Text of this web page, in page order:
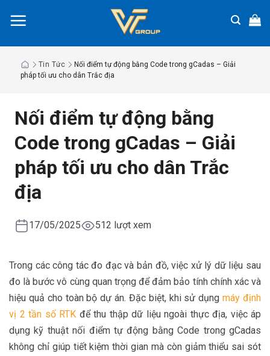
đến
dung
Tin Tức
Nối điểm tự động bằng Code trong gCadas – Giải
pháp tối ưu cho dân Trắc địa
Nối điểm tự động bằng
Code trong gCadas – Giải
pháp tối ưu cho dân Trắc
địa
17/05/2025 512 lượt xem
Trong các công tác đo đạc và bản đồ, việc xử lý dữ liệu sau
đo là bước vô cùng quan trọng để đảm bảo tính chính xác và
hiệu quả cho toàn bộ dự án. Đặc biệt, khi sử dụngmáy định
vị 2 tần số RTK để thu thập dữ liệu ngoài thực địa, việc áp
dụng kỹ thuật nối điểm tự động bằng Code trong gCadas
không chỉ giúp tiết kiệm thời gian mà còn giảm thiểu sai sót